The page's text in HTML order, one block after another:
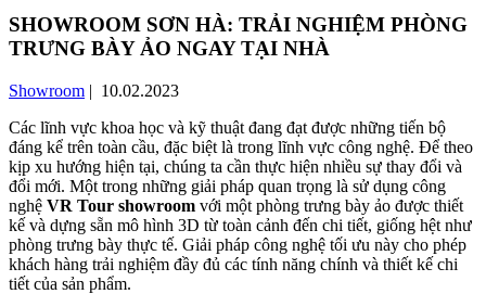
SHOWROOM SƠN HÀ: TRẢI NGHIỆM PHÒNG
TRƯNG BÀY ẢO NGAY TẠI NHÀ
Showroom | 10.02.2023
Các lĩnh vực khoa học và kỹ thuật đang đạt được những tiến bộ
đáng kể trên toàn cầu, đặc biệt là trong lĩnh vực công nghệ. Để theo
kịp xu hướng hiện tại, chúng ta cần thực hiện nhiều sự thay đổi và
đổi mới. Một trong những giải pháp quan trọng là sử dụng công
nghệ VR Tour showroom với một phòng trưng bày ảo được thiết
kế và dựng sẵn mô hình 3D từ toàn cảnh đến chi tiết, giống hệt như
phòng trưng bày thực tế. Giải pháp công nghệ tối ưu này cho phép
khách hàng trải nghiệm đầy đủ các tính năng chính và thiết kế chi
tiết của sản phẩm.